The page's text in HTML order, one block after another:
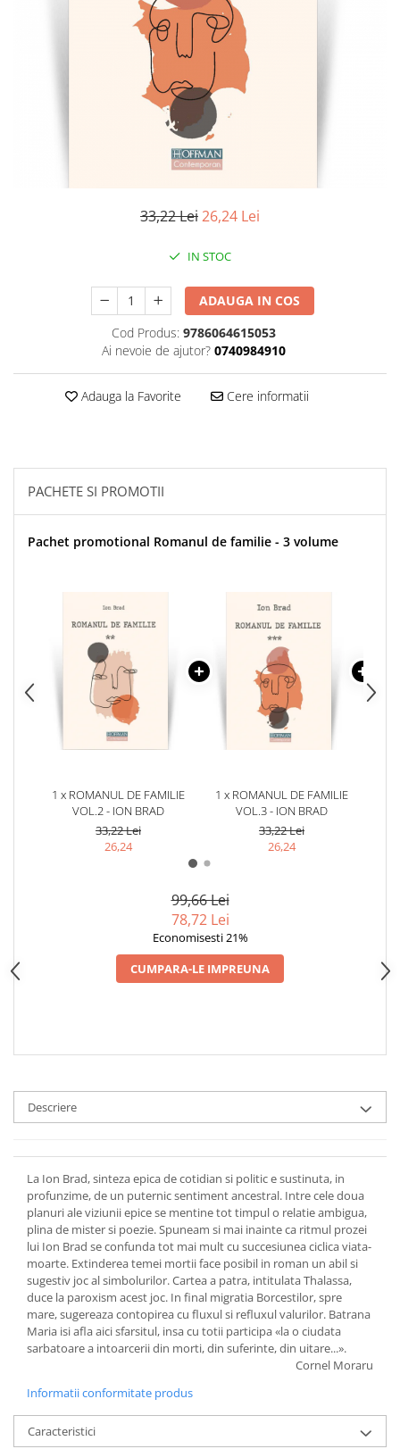
Publicistica / Reportaje / Interviuri
Sociologie si filozofie
33,22 Lei26,24 Lei
IN STOC
ADAUGA IN COS
Cod Produs: 9786064615053
Ai nevoie de ajutor? 0740984910
Adauga la Favorite Cere informatii
PACHETE SI PROMOTII
Pachet promotional Romanul de familie - 3 volume
1 x ROMANUL DE FAMILIE
VOL.2 - ION BRAD
33,22 Lei
26,24
1 x ROMANUL DE FAMILIE
VOL.3 - ION BRAD
33,22 Lei
26,24
99,66 Lei
78,72 Lei
Economisesti 21%
CUMPARA-LE IMPREUNA
Descriere
La Ion Brad, sinteza epica de cotidian si politic e sustinuta, in
profunzime, de un puternic sentiment ancestral. Intre cele doua
planuri ale viziunii epice se mentine tot timpul o relatie ambigua,
plina de mister si poezie. Spuneam si mai inainte ca ritmul prozei
lui Ion Brad se confunda tot mai mult cu succesiunea ciclica viata-
moarte. Extinderea temei mortii face posibil in roman un abil si
sugestiv joc al simbolurilor. Cartea a patra, intitulata Thalassa,
duce la paroxism acest joc. In final migratia Borcestilor, spre
mare, sugereaza contopirea cu fluxul si refluxul valurilor. Batrana
Maria isi afla aici sfarsitul, insa cu totii participa «la o ciudata
sarbatoare a intoarcerii din morti, din suferinte, din uitare...».
Cornel Moraru
Informatii conformitate produs
Caracteristici